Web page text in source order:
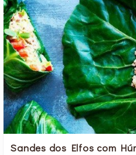
Sandes dos Elfos com